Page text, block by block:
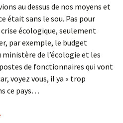
au dessus de nos moyens et
était sans le sou. Pas pour
écologique, seulement
par exemple, le budget
ministère de l’écologie et les
de fonctionnaires qui vont
voyez vous, il ya « trop
ce pays…